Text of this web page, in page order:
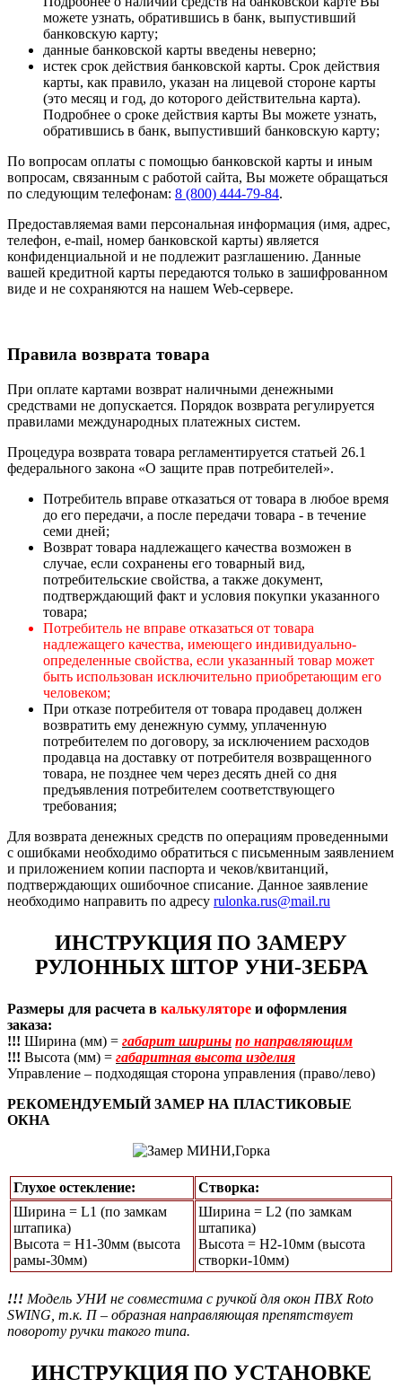
можете узнать, обратившись в банк, выпустивший
банковскую карту;
данные банковской карты введены неверно;
истек срок действия банковской карты. Срок действия
карты, как правило, указан на лицевой стороне карты
(это месяц и год, до которого действительна карта).
Подробнее о сроке действия карты Вы можете узнать,
обратившись в банк, выпустивший банковскую карту;
По вопросам оплаты с помощью банковской карты и иным
вопросам, связанным с работой сайта, Вы можете обращаться
по следующим телефонам: 8 (800) 444-79-84.
Предоставляемая вами персональная информация (имя, адрес,
телефон, e-mail, номер банковской карты) является
конфиденциальной и не подлежит разглашению. Данные
вашей кредитной карты передаются только в зашифрованном
виде и не сохраняются на нашем Web-сервере.
Правила возврата товара
При оплате картами возврат наличными денежными
средствами не допускается. Порядок возврата регулируется
правилами международных платежных систем.
Процедура возврата товара регламентируется статьей 26.1
федерального закона «О защите прав потребителей».
Потребитель вправе отказаться от товара в любое время
до его передачи, а после передачи товара - в течение
семи дней;
Возврат товара надлежащего качества возможен в
случае, если сохранены его товарный вид,
потребительские свойства, а также документ,
подтверждающий факт и условия покупки указанного
товара;
Потребитель не вправе отказаться от товара
надлежащего качества, имеющего индивидуально-
определенные свойства, если указанный товар может
быть использован исключительно приобретающим его
человеком;
При отказе потребителя от товара продавец должен
возвратить ему денежную сумму, уплаченную
потребителем по договору, за исключением расходов
продавца на доставку от потребителя возвращенного
товара, не позднее чем через десять дней со дня
предъявления потребителем соответствующего
требования;
Для возврата денежных средств по операциям проведенными
с ошибками необходимо обратиться с письменным заявлением
и приложением копии паспорта и чеков/квитанций,
подтверждающих ошибочное списание. Данное заявление
необходимо направить по адресу rulonka.rus@mail.ru
ИНСТРУКЦИЯ ПО ЗАМЕРУ
РУЛОННЫХ ШТОР УНИ-ЗЕБРА
Размеры для расчета в калькуляторе и оформления
заказа:
!!! Ширина (мм) = габарит ширины по направляющим
!!! Высота (мм) = габаритная высота изделия
Управление – подходящая сторона управления (право/лево)
РЕКОМЕНДУЕМЫЙ ЗАМЕР НА ПЛАСТИКОВЫЕ
ОКНА
Глухое остекление:
Створка:
Ширина = L1 (по замкам
штапика)
Высота = Н1-30мм (высота
рамы-30мм)
Ширина = L2 (по замкам
штапика)
Высота = H2-10мм (высота
створки-10мм)
!!! Модель УНИ не совместима с ручкой для окон ПВХ Roto
SWING, т.к. П – образная направляющая препятствует
повороту ручки такого типа.
ИНСТРУКЦИЯ ПО УСТАНОВКЕ